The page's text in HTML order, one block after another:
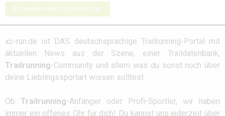
Schreibe einen Kommentar
xc-run.de ist DAS deutschsprachige Trailrunning-Portal mit
aktuellen News aus der Szene, einer Traildatenbank,
Trailrunning-Community und allem was du sonst noch über
deine Lieblingssportart wissen solltest.
Ob Trailrunning-Anfänger oder Profi-Sportler, wir haben
immer ein offenes Ohr für dich! Du kannst uns jederzeit über